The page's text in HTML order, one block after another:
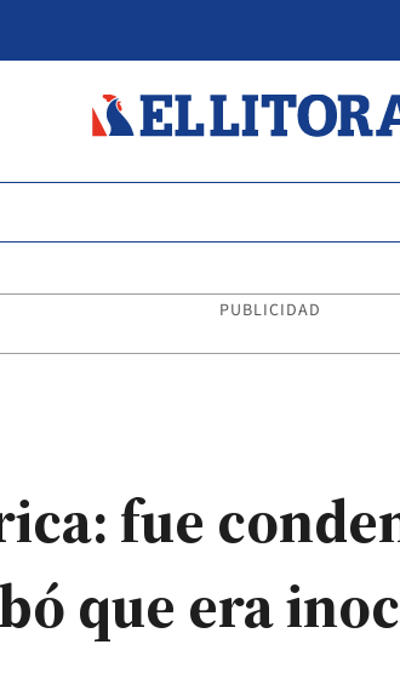
PUBLICIDAD
fue
que era